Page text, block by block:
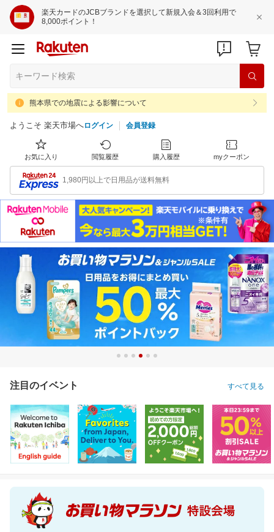
楽天カードのJCBブランドを選択して新規入会＆3回利用で
8,000ポイント！
熊本県での地震による影響について
ようこそ 楽天市場へログイン 会員登録
お気に入り 閲覧履歴 購入履歴 myクーポン
1,980円以上で日用品が送料無料
注目のイベント すべて見る